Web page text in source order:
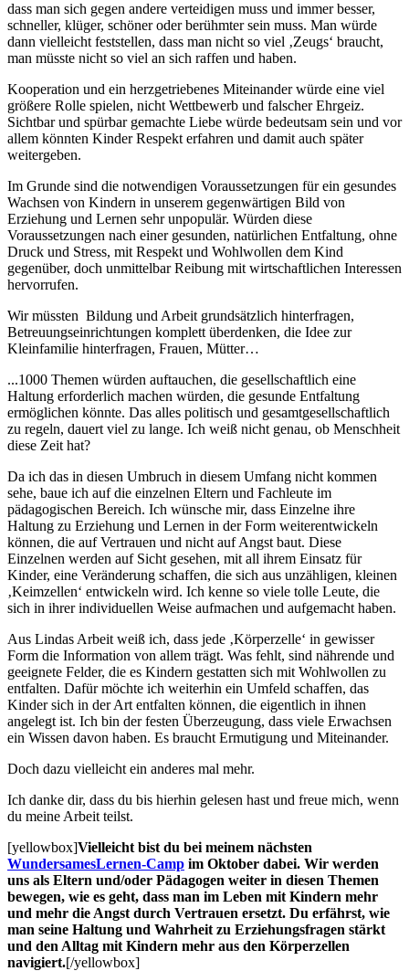
dass man sich gegen andere verteidigen muss und immer besser,
schneller, klüger, schöner oder berühmter sein muss. Man würde
dann vielleicht feststellen, dass man nicht so viel ‚Zeugs‘ braucht,
man müsste nicht so viel an sich raffen und haben.
Kooperation und ein herzgetriebenes Miteinander würde eine viel
größere Rolle spielen, nicht Wettbewerb und falscher Ehrgeiz.
Sichtbar und spürbar gemachte Liebe würde bedeutsam sein und vor
allem könnten Kinder Respekt erfahren und damit auch später
weitergeben.
Im Grunde sind die notwendigen Voraussetzungen für ein gesundes
Wachsen von Kindern in unserem gegenwärtigen Bild von
Erziehung und Lernen sehr unpopulär. Würden diese
Voraussetzungen nach einer gesunden, natürlichen Entfaltung, ohne
Druck und Stress, mit Respekt und Wohlwollen dem Kind
gegenüber, doch unmittelbar Reibung mit wirtschaftlichen Interessen
hervorrufen.
Wir müssten Bildung und Arbeit grundsätzlich hinterfragen,
Betreuungseinrichtungen komplett überdenken, die Idee zur
Kleinfamilie hinterfragen, Frauen, Mütter…
...1000 Themen würden auftauchen, die gesellschaftlich eine
Haltung erforderlich machen würden, die gesunde Entfaltung
ermöglichen könnte. Das alles politisch und gesamtgesellschaftlich
zu regeln, dauert viel zu lange. Ich weiß nicht genau, ob Menschheit
diese Zeit hat?
Da ich das in diesen Umbruch in diesem Umfang nicht kommen
sehe, baue ich auf die einzelnen Eltern und Fachleute im
pädagogischen Bereich. Ich wünsche mir, dass Einzelne ihre
Haltung zu Erziehung und Lernen in der Form weiterentwickeln
können, die auf Vertrauen und nicht auf Angst baut. Diese
Einzelnen werden auf Sicht gesehen, mit all ihrem Einsatz für
Kinder, eine Veränderung schaffen, die sich aus unzähligen, kleinen
‚Keimzellen‘ entwickeln wird. Ich kenne so viele tolle Leute, die
sich in ihrer individuellen Weise aufmachen und aufgemacht haben.
Aus Lindas Arbeit weiß ich, dass jede ‚Körperzelle‘ in gewisser
Form die Information von allem trägt. Was fehlt, sind nährende und
geeignete Felder, die es Kindern gestatten sich mit Wohlwollen zu
entfalten. Dafür möchte ich weiterhin ein Umfeld schaffen, das
Kinder sich in der Art entfalten können, die eigentlich in ihnen
angelegt ist. Ich bin der festen Überzeugung, dass viele Erwachsen
ein Wissen davon haben. Es braucht Ermutigung und Miteinander.
Doch dazu vielleicht ein anderes mal mehr.
Ich danke dir, dass du bis hierhin gelesen hast und freue mich, wenn
du meine Arbeit teilst.
[yellowbox]Vielleicht bist du bei meinem nächsten
WundersamesLernen-Camp im Oktober dabei. Wir werden
uns als Eltern und/oder Pädagogen weiter in diesen Themen
bewegen, wie es geht, dass man im Leben mit Kindern mehr
und mehr die Angst durch Vertrauen ersetzt. Du erfährst, wie
man seine Haltung und Wahrheit zu Erziehungsfragen stärkt
und den Alltag mit Kindern mehr aus den Körperzellen
navigiert.[/yellowbox]